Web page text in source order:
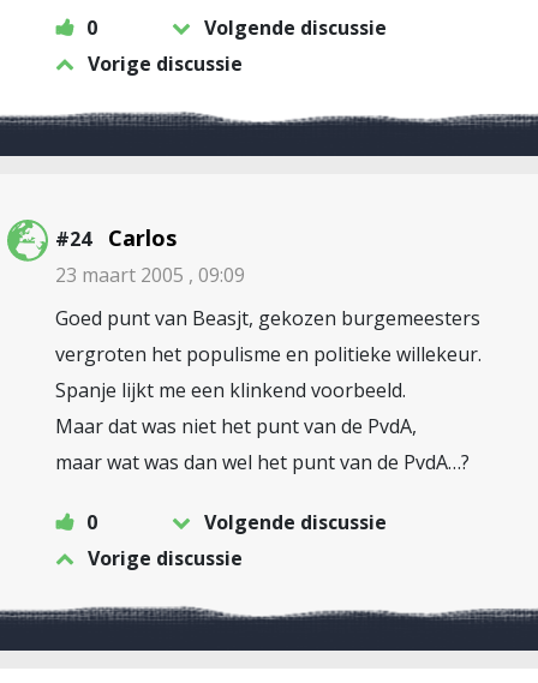
0
Volgende discussie
Vorige discussie
#24 Carlos
23 maart 2005 , 09:09
Goed punt van Beasjt, gekozen burgemeesters
vergroten het populisme en politieke willekeur.
Spanje lijkt me een klinkend voorbeeld.
Maar dat was niet het punt van de PvdA,
maar wat was dan wel het punt van de PvdA…?
0
Volgende discussie
Vorige discussie